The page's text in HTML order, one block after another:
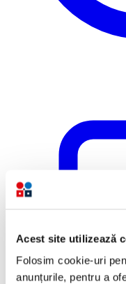
Acest site utilizează
Folosim cookie-uri
anunțurile, pentru a